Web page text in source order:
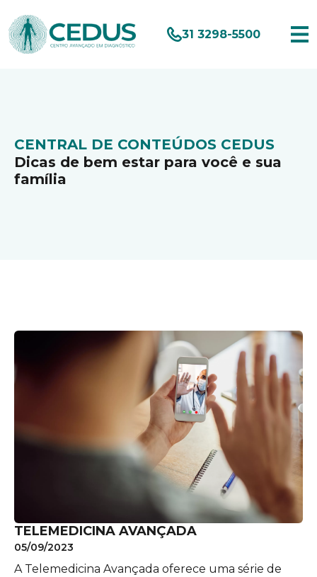
31 3298-5500
CENTRAL DE CONTEÚDOS CEDUS
Dicas de bem estar para você e sua
família
TELEMEDICINA AVANÇADA
05/09/2023
A Telemedicina Avançada oferece uma série de